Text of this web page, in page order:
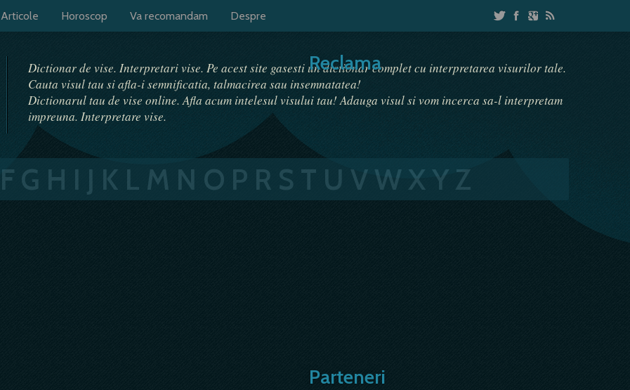
Articole Horoscop Va recomandam Despre
Dictionar de vise. Interpretari vise. Pe acest site gasesti un dictionar complet cu interpretarea visurilor tale.
Cauta visul tau si afla-i semnificatia, talmacirea sau insemnatatea!
Dictionarul tau de vise online. Afla acum intelesul visului tau! Adauga visul si vom incerca sa-l interpretam
impreuna. Interpretare vise.
F G H I J K L M N O P R S T U VW XY Z
Reclama
Parteneri